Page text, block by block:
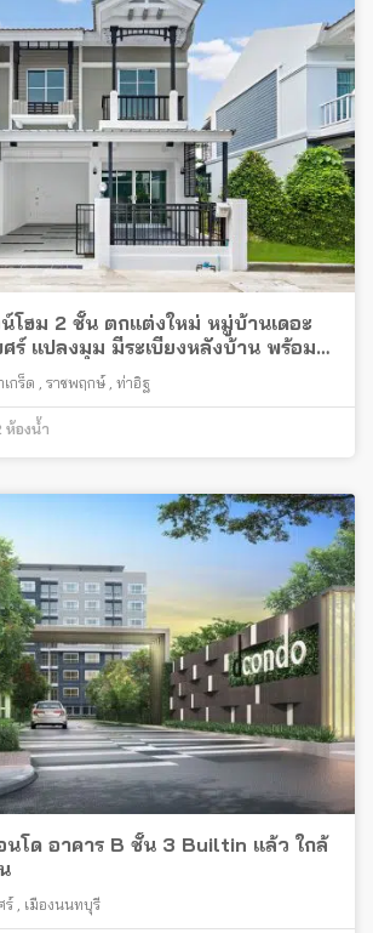
โฮม 2 ชั้น ตกแต่งใหม่ หมู่บ้านเดอะ
ร์ แปลงมุม มีระเบียงหลังบ้าน พร้อม
กร็ด , ราชพฤกษ์ , ท่าอิฐ
ห้องน้ำ
นโด อาคาร B ชั้น 3 Builtin แล้ว ใกล้
ร์ เมืองนนทบุรี